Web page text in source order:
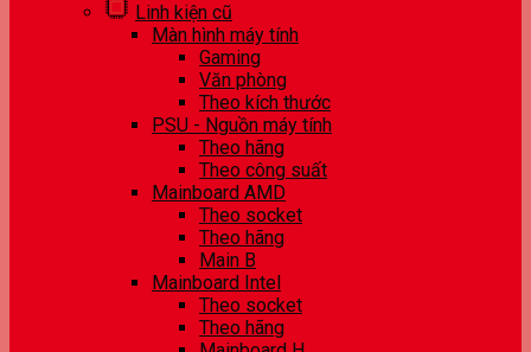
Linh kiện cũ
Màn hình máy tính
Gaming
Văn phòng
Theo kích thước
PSU - Nguồn máy tính
Theo hãng
Theo công suất
Mainboard AMD
Theo socket
Theo hãng
Main B
Mainboard Intel
Theo socket
Theo hãng